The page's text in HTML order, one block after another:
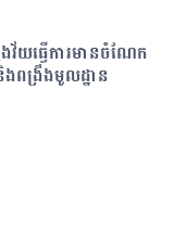
វ័យធ្វើការមានចំណែក
ពង្រឹងមូលដ្ឋាន